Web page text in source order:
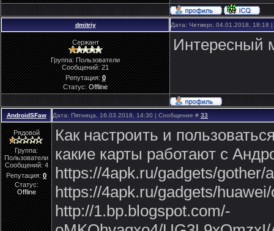
dmitriy Дата: Четверг, 04.01.2018,
Сержант
Группа: Пользователи
Сообщений:21
Репутация:0
Статус:Offline
Интересный
AndroidSFaw Дата: Пятница, 16.03.2018, 14:30 | Сообщение # 33
Рядовой
Группа:
Пользователи
Сообщений:4
Репутация:0
Статус:
Offline
Как настроить и
какие карты работают с
https://4apk.ru/gadgets/
https://4apk.ru/gadgets/
http://1.bp.blogspot.com/-